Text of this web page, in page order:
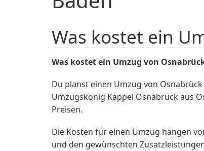
Was kostet ein
Was kostet ein Umzug von
Du planst einen Umzug von
Umzugskönig Kappel Osnabrück aus
Preisen.
Die Kosten für einen Umzug hängen
und den gewünschten